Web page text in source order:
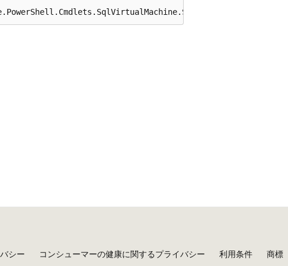
シー コンシューマーの健康に関するプライバシー 利用条件 商標